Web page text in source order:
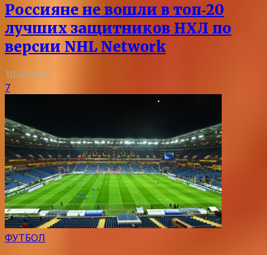
Россияне не вошли в топ‑20
лучших защитников НХЛ по
версии NHL Network
10.08.2026
7
ФУТБОЛ